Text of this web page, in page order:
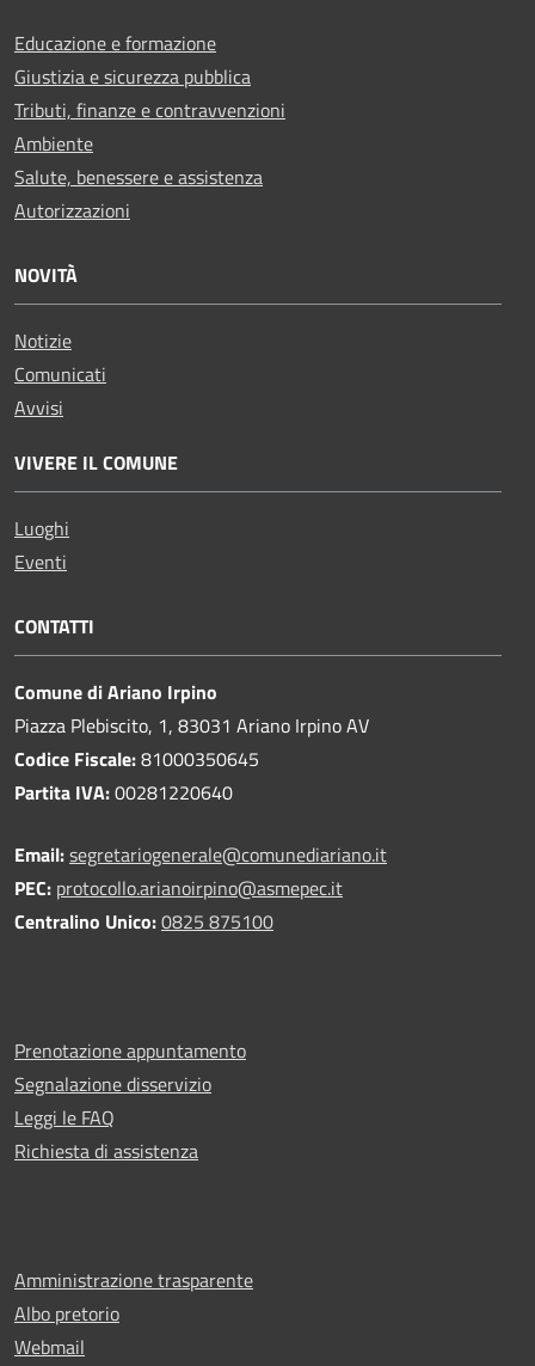
Educazione e formazione
Giustizia e sicurezza pubblica
Tributi, finanze e contravvenzioni
Ambiente
Salute, benessere e assistenza
Autorizzazioni
NOVITÀ
Notizie
Comunicati
Avvisi
VIVERE IL COMUNE
Luoghi
Eventi
CONTATTI
Comune di Ariano Irpino
Piazza Plebiscito, 1, 83031 Ariano Irpino AV
Codice Fiscale:81000350645
Partita IVA:00281220640
Email:segretariogenerale@comunediariano.it
PEC: protocollo.arianoirpino@asmepec.it
Centralino Unico:0825 875100
Prenotazione appuntamento
Segnalazione disservizio
Leggi le FAQ
Richiesta di assistenza
Amministrazione trasparente
Albo pretorio
Webmail